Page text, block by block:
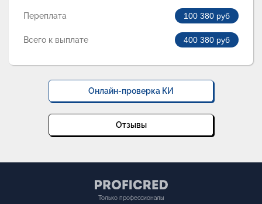
Переплата 100 380 руб
Всего к выплате 400 380 руб
Онлайн-проверка КИ
Отзывы
Только профессионалы